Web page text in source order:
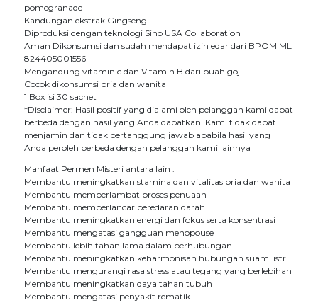
pomegranade
Kandungan ekstrak Gingseng
Diproduksi dengan teknologi Sino USA Collaboration
Aman Dikonsumsi dan sudah mendapat izin edar dari BPOM ML
824405001556
Mengandung vitamin c dan Vitamin B dari buah goji
Cocok dikonsumsi pria dan wanita
1 Box isi 30 sachet
*Disclaimer: Hasil positif yang dialami oleh pelanggan kami dapat
berbeda dengan hasil yang Anda dapatkan. Kami tidak dapat
menjamin dan tidak bertanggung jawab apabila hasil yang
Anda peroleh berbeda dengan pelanggan kami lainnya
Manfaat Permen Misteri antara lain :
Membantu meningkatkan stamina dan vitalitas pria dan wanita
Membantu memperlambat proses penuaan
Membantu memperlancar peredaran darah
Membantu meningkatkan energi dan fokus serta konsentrasi
Membantu mengatasi gangguan menopouse
Membantu lebih tahan lama dalam berhubungan
Membantu meningkatkan keharmonisan hubungan suami istri
Membantu mengurangi rasa stress atau tegang yang berlebihan
Membantu meningkatkan daya tahan tubuh
Membantu mengatasi penyakit rematik